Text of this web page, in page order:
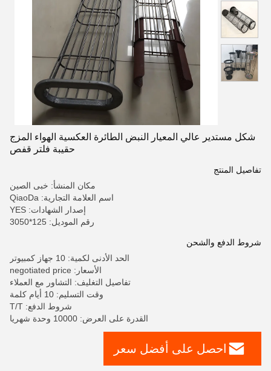
شكل مستدير عالي المعيار النبض الطائرة العكسية الهواء المزج
حقيبة فلتر قفص
تفاصيل المنتج
مكان المنشأ: خبى الصين
اسم العلامة التجارية: QiaoDa
إصدار الشهادات: YES
رقم الموديل: 125*3050
شروط الدفع والشحن
الحد الأدنى لكمية: 10 جهاز كمبيوتر
الأسعار: negotiated price
تفاصيل التغليف: التشاور مع العملاء
وقت التسليم: 10 أيام كلمة
شروط الدفع: T/T
القدرة على العرض: 10000 وحدة شهريا
احصل على أفضل سعر